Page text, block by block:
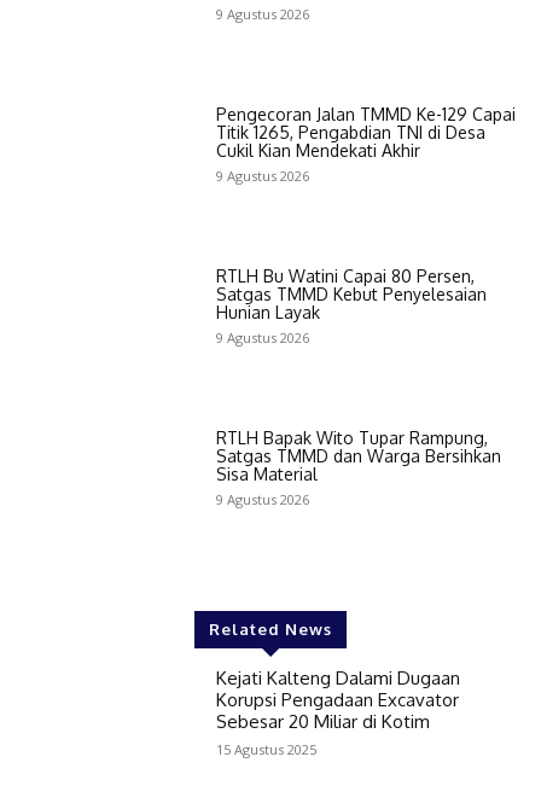
9 Agustus 2026
Pengecoran Jalan TMMD Ke-129 Capai
Titik 1265, Pengabdian TNI di Desa
Cukil Kian Mendekati Akhir
9 Agustus 2026
RTLH Bu Watini Capai 80 Persen,
Satgas TMMD Kebut Penyelesaian
Hunian Layak
9 Agustus 2026
RTLH Bapak Wito Tupar Rampung,
Satgas TMMD dan Warga Bersihkan
Sisa Material
9 Agustus 2026
Related News
Kejati Kalteng Dalami Dugaan
Korupsi Pengadaan Excavator
Sebesar 20 Miliar di Kotim
15 Agustus 2025